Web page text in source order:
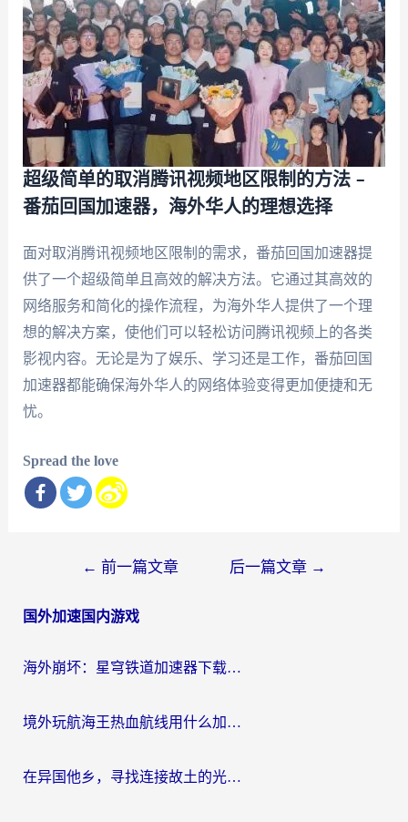
超级简单的取消腾讯视频地区限制的方法 –
番茄回国加速器，海外华人的理想选择
面对取消腾讯视频地区限制的需求，番茄回国加速器提
供了一个超级简单且高效的解决方法。它通过其高效的
网络服务和简化的操作流程，为海外华人提供了一个理
想的解决方案，使他们可以轻松访问腾讯视频上的各类
影视内容。无论是为了娱乐、学习还是工作，番茄回国
加速器都能确保海外华人的网络体验变得更加便捷和无
忧。
Spread the love
导
← 前一篇文章 后一篇文章 →
国外加速国内游戏
海外崩坏：星穹铁道加速器下载安装：一份给游子的终极网络指南
境外玩航海王热血航线用什么加速器？2026海外玩家实测最优方案（附欧洲问道堡垒前线加速技巧）
在异国他乡，寻找连接故土的光明大陆免费加速器